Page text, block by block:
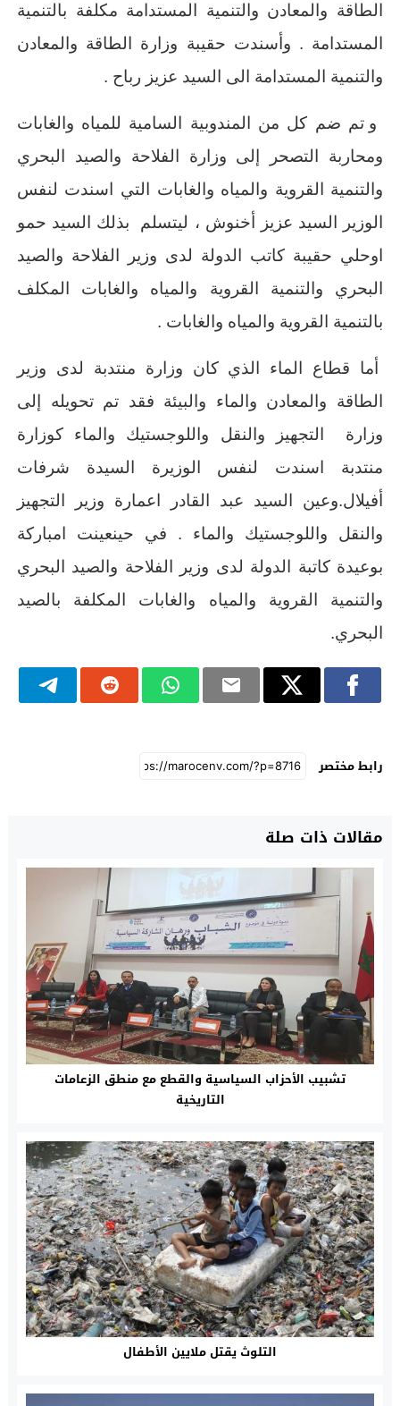
الطاقة والمعادن والتنمية المستدامة مكلفة بالتنمية
المستدامة . وأسندت حقيبة وزارة الطاقة والمعادن
والتنمية المستدامة الى السيد عزيز رباح .
و تم ضم كل من المندوبية السامية للمياه والغابات
ومحاربة التصحر إلى وزارة الفلاحة والصيد البحري
والتنمية القروية والمياه والغابات التي اسندت لنفس
الوزير السيد عزيز أخنوش ، ليتسلم بذلك السيد حمو
اوحلي حقيبة كاتب الدولة لدى وزير الفلاحة والصيد
البحري والتنمية القروية والمياه والغابات المكلف
بالتنمية القروية والمياه والغابات .
أما قطاع الماء الذي كان وزارة منتدبة لدى وزير
الطاقة والمعادن والماء والبيئة فقد تم تحويله
إلى
وزارة التجهيز والنقل واللوجستيك والماء كوزارة
منتدبة اسندت لنفس الوزيرة السيدة شرفات
أفيلال.وعين السيد عبد القادر اعمارة وزير التجهيز
والنقل واللوجستيك والماء . في حينعينت امباركة
بوعيدة كاتبة الدولة لدى وزير الفلاحة والصيد البحري
والتنمية القروية والمياه والغابات المكلفة بالصيد
البحري.
رابط مختصر
مقالات ذات صلة
تشبيب الأحزاب السياسية والقطع مع منطق الزعامات
التاريخية
التلوث يقتل ملايين الأطفال